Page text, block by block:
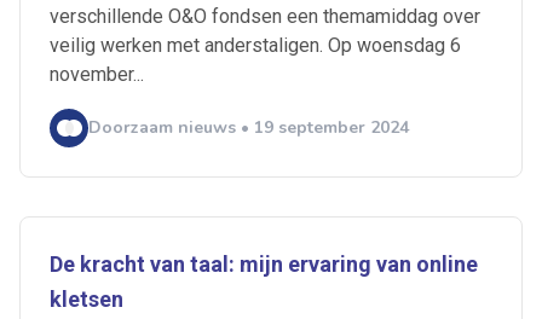
verschillende O&O fondsen een themamiddag over
veilig werken met anderstaligen. Op woensdag 6
november...
Doorzaam nieuws • 19 september 2024
De kracht van taal: mijn ervaring van online
kletsen
Ontvang vacatures direct in
je mailbox
Alerts ontvangen